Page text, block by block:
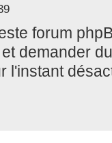
forum
demander
l'instant